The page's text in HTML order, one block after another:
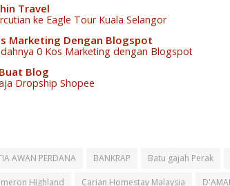
Travel
ke Eagle Tour Kuala Selangor
Marketing Dengan Blogspot
0 Kos Marketing dengan Blogspot
Blog
Dropship Shopee
AWAN PERDANA BANKRAP Batu gajah Perak
Highland Carian Homestay Malaysia